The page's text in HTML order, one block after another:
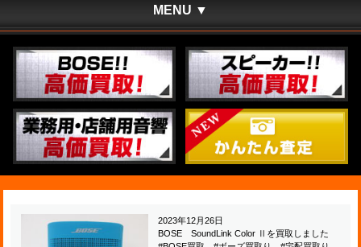
MENU ▼
2023年12月26日
BOSE SoundLink Color Ⅱを買取しました